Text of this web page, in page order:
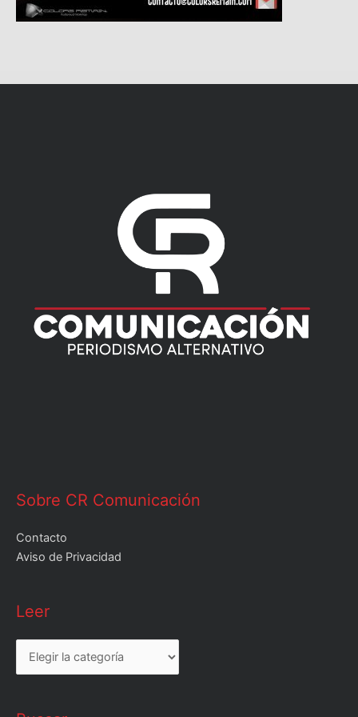
Sobre CR Comunicación
Contacto
Aviso de Privacidad
Leer
Leer